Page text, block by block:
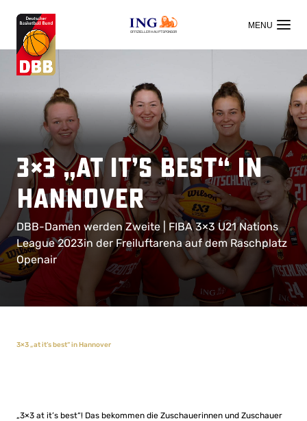
OFFIZIELLER HAUPTSPONSOR
3×3 „at it’s best“ in
Hannover
DBB-Damen werden Zweite | FIBA 3×3 U21 Nations
League 2023in der Freiluftarena auf dem Raschplatz
Openair
3×3 „at it’s best“ in Hannover
„3×3 at it’s best“! Das bekommen die Zuschauerinnen und Zuschauer